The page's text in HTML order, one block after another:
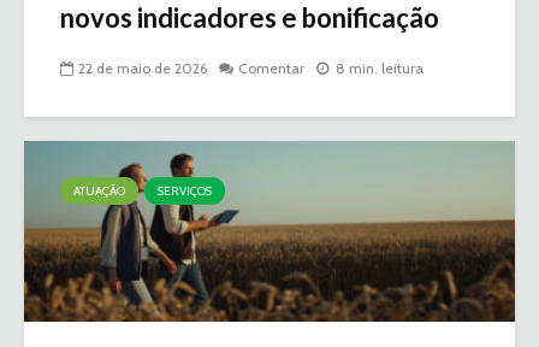
novos indicadores e bonificação
22 de maio de 2026 Comentar 8 min. leitura
ATUAÇÃO SERVIÇOS